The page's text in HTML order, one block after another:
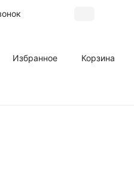
Избранное Корзина